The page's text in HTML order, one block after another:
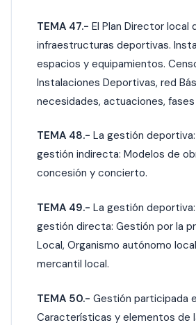
TEMA 47.- El Plan Director local
infraestructuras deportivas.
espacios y equipamientos.
Instalaciones Deportivas, red
necesidades, actuaciones,
TEMA 48.- La gestión
gestión indirecta: Modelos de
concesión y concierto.
TEMA 49.- La gestión
gestión directa: Gestión por la
Local, Organismo autónomo
mercantil local.
TEMA 50.- Gestión participada
Características y elementos de